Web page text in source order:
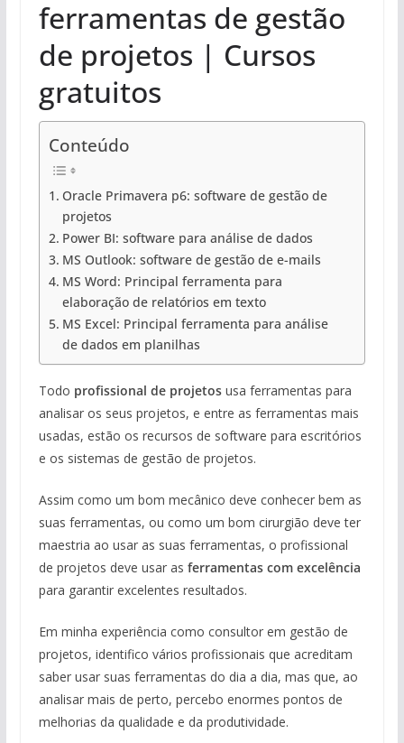
ferramentas de gestão
de projetos | Cursos
gratuitos
Conteúdo
Oracle Primavera p6: software de gestão de
projetos
Power BI: software para análise de dados
MS Outlook: software de gestão de e-mails
MS Word: Principal ferramenta para
elaboração de relatórios em texto
MS Excel: Principal ferramenta para análise
de dados em planilhas
Todo profissional de projetosusa ferramentas para
analisar os seus projetos, e entre as ferramentas mais
usadas, estão os recursos de software para escritórios
e os sistemas de gestão de projetos.
Assim como um bom mecânico deve conhecer bem as
suas ferramentas, ou como um bom cirurgião deve ter
maestria ao usar as suas ferramentas, o profissional
de projetos deve usar as ferramentas com excelência
para garantir excelentes resultados.
Em minha experiência como consultor em gestão de
projetos, identifico vários profissionais que acreditam
saber usar suas ferramentas do dia a dia, mas que, ao
analisar mais de perto, percebo enormes pontos de
melhorias da qualidade e da produtividade.